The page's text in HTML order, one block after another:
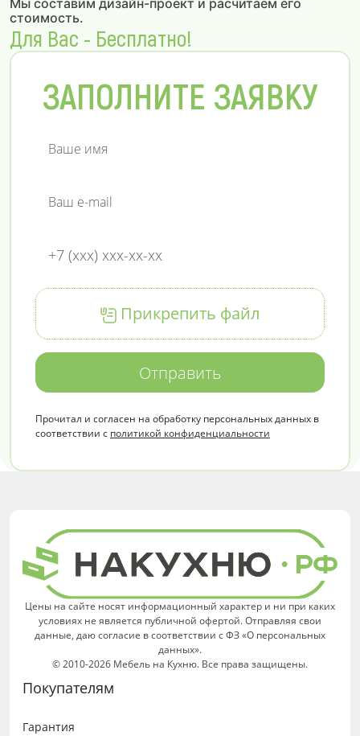
Мы составим дизайн-проект и расчитаем его
стоимость.
Для Вас - Бесплатно!
ЗАПОЛНИТЕ ЗАЯВКУ
Прикрепить файл
Отправить
Прочитал и согласен на обработку персональных данных в
соответствии с политикой конфиденциальности
Цены на сайте носят информационный характер и ни при каких
условиях не является публичной офертой. Отправляя свои
данные, даю согласие в соответствии с ФЗ «О персональных
данных».
© 2010-2026 Мебель на Кухню. Все права защищены.
Покупателям
Гарантия